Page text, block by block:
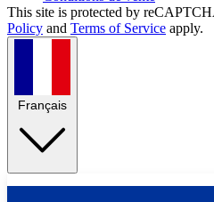
This site is protected by
Policy and Terms of Service apply.
Français